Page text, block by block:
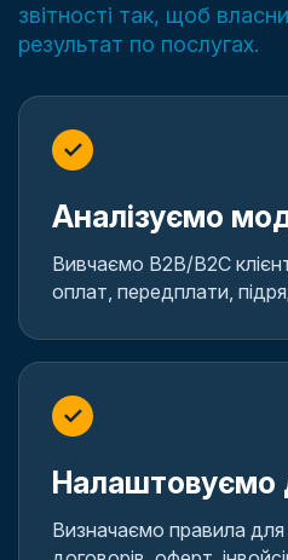
звітності так, щоб
результат по послугах.
✓
Аналізуємо
Вивчаємо B2B/B2C
оплат, передплати,
✓
Налаштовуємо
Визначаємо правила для